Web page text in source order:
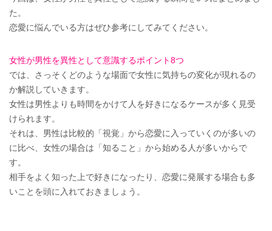
た。
恋愛に悩んでいる方はぜひ参考にしてみてください。
女性が男性を異性として意識するポイント8つ
では、さっそくどのような場面で女性に気持ちの変化が現れるの
か解説していきます。
女性は男性よりも時間をかけて人を好きになるケースが多く見受
けられます。
それは、男性は比較的「視覚」から恋愛に入っていくのが多いの
に比べ、女性の場合は「知ること」から始める人が多いからで
す。
相手をよく知った上で好きになったり、恋愛に発展する場合も多
いことを頭に入れておきましょう。